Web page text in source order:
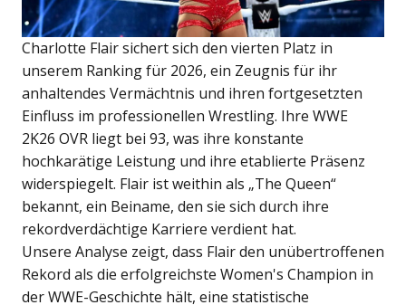
Charlotte Flair sichert sich den vierten Platz in
unserem Ranking für 2026, ein Zeugnis für ihr
anhaltendes Vermächtnis und ihren fortgesetzten
Einfluss im professionellen Wrestling. Ihre WWE
2K26 OVR liegt bei 93, was ihre konstante
hochkarätige Leistung und ihre etablierte Präsenz
widerspiegelt. Flair ist weithin als „The Queen“
bekannt, ein Beiname, den sie sich durch ihre
rekordverdächtige Karriere verdient hat.
Unsere Analyse zeigt, dass Flair den unübertroffenen
Rekord als die erfolgreichste Women's Champion in
der WWE-Geschichte hält, eine statistische